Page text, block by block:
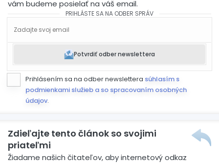
vám budeme posielať na váš email.
PRIHLÁSTE SA NA ODBER SPRÁV
Potvrdiť odber newslettera
Prihlásením sa na odber newslettera súhlasím s
podmienkami služieb a so spracovaním osobných
údajov.
Zdieľajte tento článok so svojimi
priateľmi
Žiadame našich čitateľov, aby internetový odkaz